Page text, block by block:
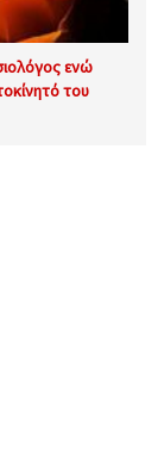
ενώ
του